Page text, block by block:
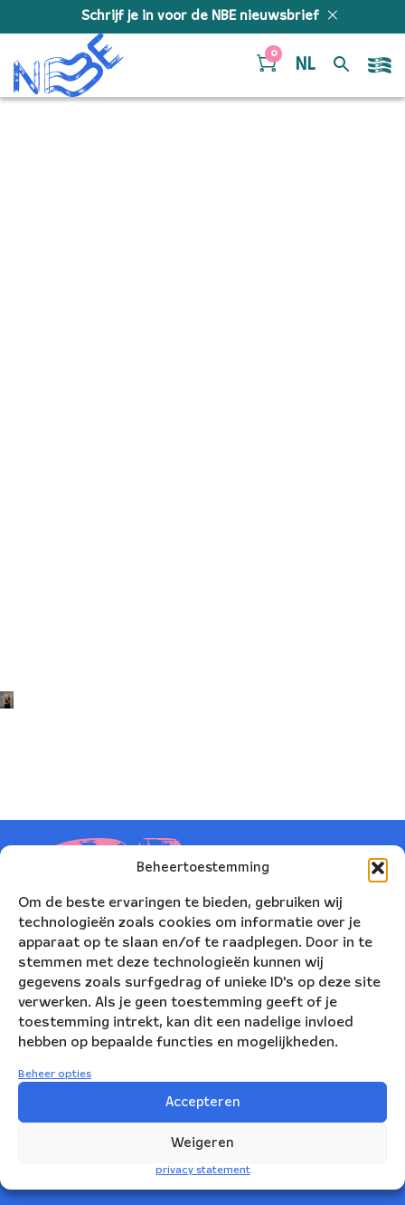
Beheertoestemming
Om de beste ervaringen te bieden, gebruiken wij
technologieën zoals cookies om informatie over je
apparaat op te slaan en/of te raadplegen. Door in te
stemmen met deze technologieën kunnen wij
gegevens zoals surfgedrag of unieke ID's op deze site
verwerken. Als je geen toestemming geeft of je
toestemming intrekt, kan dit een nadelige invloed
hebben op bepaalde functies en mogelijkheden.
Beheer opties
Accepteren
Weigeren
privacy statement
Schrijf je in voor de NBE nieuwsbrief
0
NL
Korte Leidsedwarsstraat 12
1017 RC Amsterdam